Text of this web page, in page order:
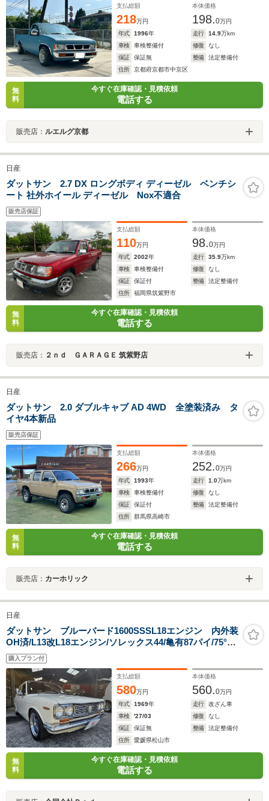
支払総額
218万円
本体価格
198.0万円
年式
1996年 走行 14.9万km
車検
車検整備付 修復
なし
保証
保証無 整備
法定整備付
住所
京都府京都市中京区
無
料
今すぐ在庫確認・見積依頼
電話する
販売店： ルエルグ京都
日産
ダットサン 2.7 DX ロングボディ ディーゼル ベンチシ
ート 社外ホイール ディーゼル Nox不適合
販売店保証
支払総額
110万円
本体価格
98.0万円
年式
2002年 走行 35.9万km
車検
車検整備付 修復
なし
保証
保証付 整備
法定整備付
住所
福岡県筑紫野市
無
料
今すぐ在庫確認・見積依頼
電話する
販売店： ２ｎｄ ＧＡＲＡＧＥ 筑紫野店
日産
ダットサン 2.0 ダブルキャブ AD 4WD 全塗装済み タ
イヤ4本新品
販売店保証
支払総額
266万円
本体価格
252.0万円
年式
1993年 走行 1.0万km
車検
車検整備付 修復
なし
保証
保証付 整備
法定整備付
住所
群馬県高崎市
無
料
今すぐ在庫確認・見積依頼
電話する
販売店： カーホリック
日産
ダットサン ブルーバード1600SSSL18エンジン 内外装
OH済/L13改L18エンジン/ソレックス44/亀有87パイ/75°A
カム/強化バルブスプリング/チューニングOH済/L18クラ
ンク
購入プラン付
支払総額
580万円
本体価格
560.0万円
年式
1969年 走行
改ざん車
車検
'27/03 修復
なし
保証
保証無 整備
法定整備付
住所
愛媛県松山市
無
料
今すぐ在庫確認・見積依頼
電話する